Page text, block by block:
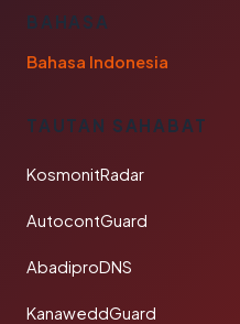
BAHASA
Bahasa Indonesia
TAUTAN SAHABAT
KosmonitRadar
AutocontGuard
AbadiproDNS
KanaweddGuard